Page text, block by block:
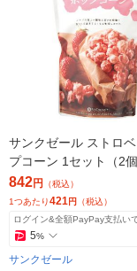
サンクゼール ストロ
プコーン 1セット（2個
842円
（税込）
1つあたり421円 （税込）
ログイン&全額PayPay支払い
5%
サンクゼール